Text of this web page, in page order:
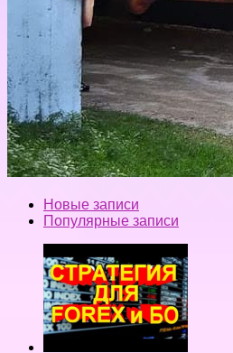
Новые записи
Популярные записи